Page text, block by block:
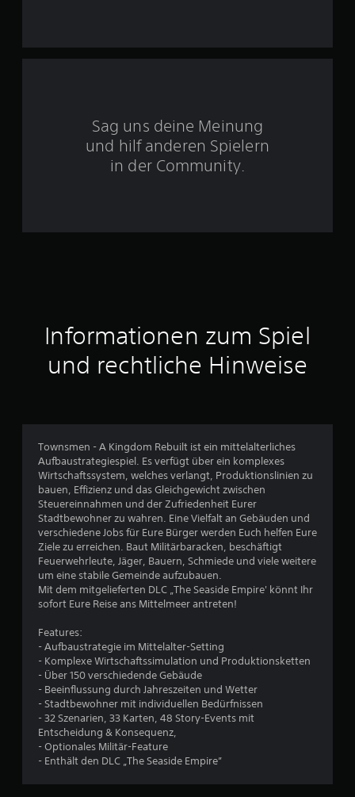
s
6
3
e
u
n
Sag uns deine Meinung
und hilf anderen Spielern
in der Community.
Informationen zum Spiel
und rechtliche Hinweise
Townsmen - A Kingdom Rebuilt ist ein mittelalterliches
Aufbaustrategiespiel. Es verfügt über ein komplexes
Wirtschaftssystem, welches verlangt, Produktionslinien zu
bauen, Effizienz und das Gleichgewicht zwischen
Steuereinnahmen und der Zufriedenheit Eurer
Stadtbewohner zu wahren. Eine Vielfalt an Gebäuden und
verschiedene Jobs für Eure Bürger werden Euch helfen Eure
Ziele zu erreichen. Baut Militärbaracken, beschäftigt
Feuerwehrleute, Jäger, Bauern, Schmiede und viele weitere
um eine stabile Gemeinde aufzubauen.
Mit dem mitgelieferten DLC „The Seaside Empire' könnt Ihr
sofort Eure Reise ans Mittelmeer antreten!
Features:
- Aufbaustrategie im Mittelalter-Setting
- Komplexe Wirtschaftssimulation und Produktionsketten
- Über 150 verschiedende Gebäude
- Beeinflussung durch Jahreszeiten und Wetter
- Stadtbewohner mit individuellen Bedürfnissen
- 32 Szenarien, 33 Karten, 48 Story-Events mit
Entscheidung & Konsequenz,
- Optionales Militär-Feature
- Enthält den DLC „The Seaside Empire”